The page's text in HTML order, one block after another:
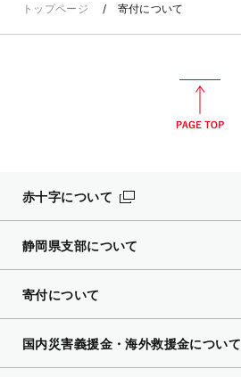
トップページ 寄付について
赤十字について
静岡県支部について
寄付について
国内災害義援金・海外救援金について